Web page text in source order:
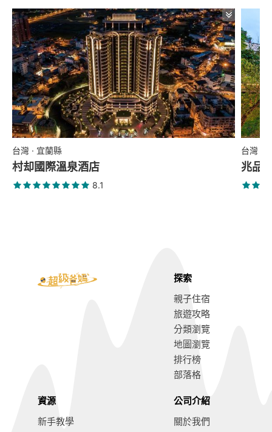
台灣 · 宜蘭縣
村却國際溫泉酒店
8.1
台灣 ·
兆品
探索
親子住宿
旅遊攻略
分類瀏覽
地圖瀏覽
排行榜
部落格
資源
新手教學
公司介紹
關於我們